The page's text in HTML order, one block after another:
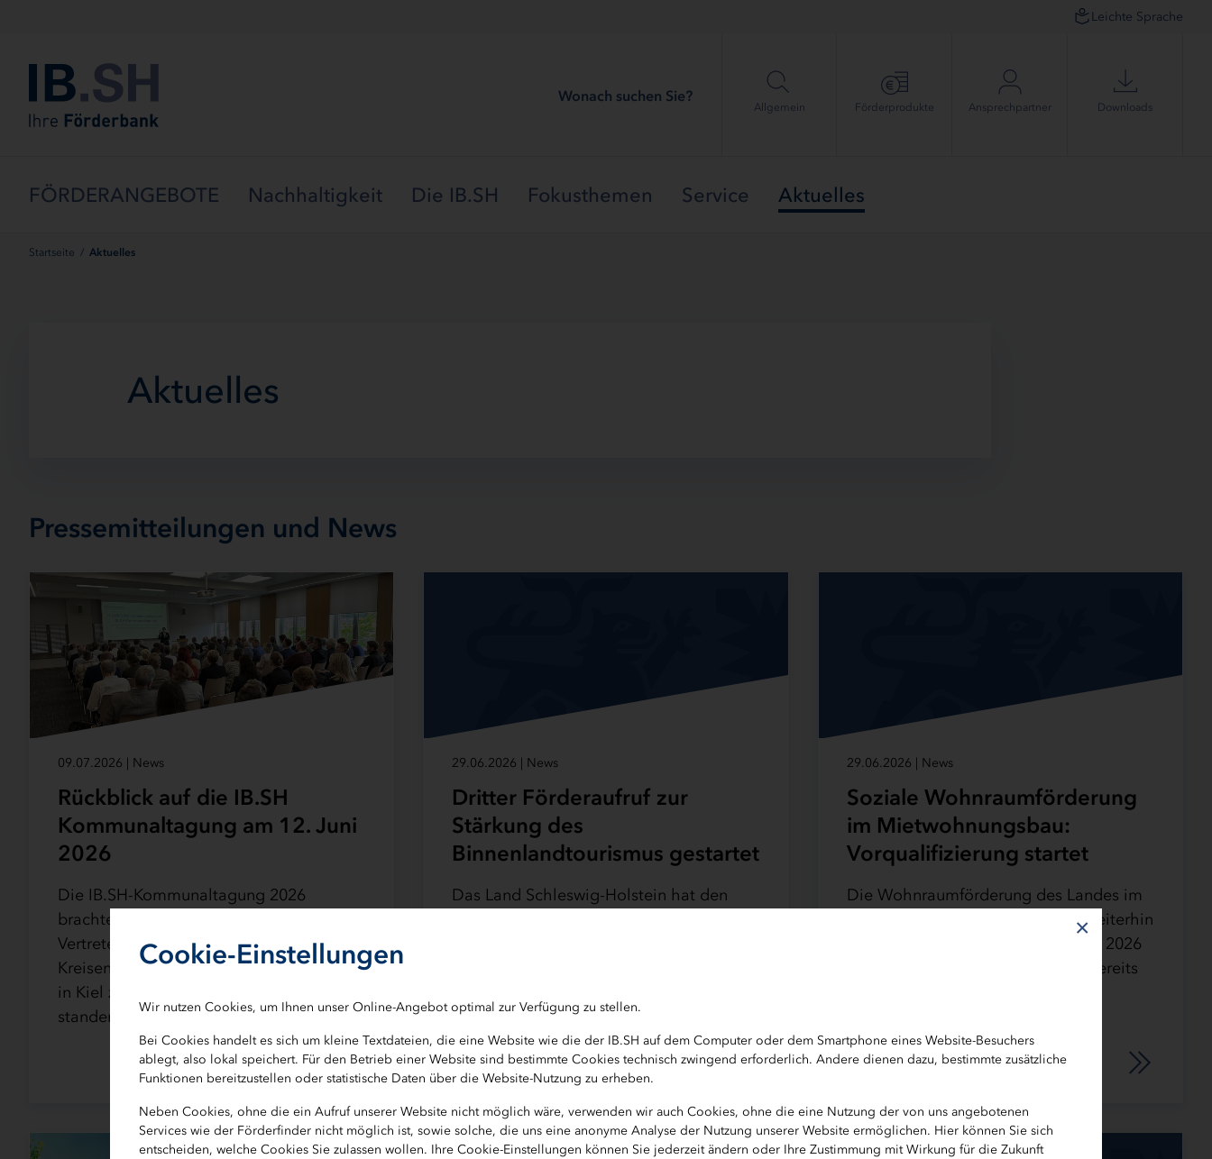
Cookie-Einstellungen
Wir nutzen Cookies, um Ihnen unser Online-Angebot optimal zur Verfügung zu stellen.
Bei Cookies handelt es sich um kleine Textdateien, die eine Website wie die der IB.SH auf dem Computer oder dem Smartphone eines Website-Besuchers
ablegt, also lokal speichert. Für den Betrieb einer Website sind bestimmte Cookies technisch zwingend erforderlich. Andere dienen dazu, bestimmte zusätzliche
Funktionen bereitzustellen oder statistische Daten über die Website-Nutzung zu erheben.
Neben Cookies, ohne die ein Aufruf unserer Website nicht möglich wäre, verwenden wir auch Cookies, ohne die eine Nutzung der von uns angebotenen
Services wie der Förderfinder nicht möglich ist, sowie solche, die uns eine anonyme Analyse der Nutzung unserer Website ermöglichen. Hier können Sie sich
entscheiden, welche Cookies Sie zulassen wollen. Ihre Cookie-Einstellungen können Sie jederzeit ändern oder Ihre Zustimmung mit Wirkung für die Zukunft
×
Leichte Sprache
Wonach suchen Sie?
Allgemein Förder­produkte Ansprech­partner Downloads
FÖRDERANGEBOTE Nachhaltigkeit Die IB.SH Fokusthemen Service Aktuelles
Startseite / Aktuelles
Aktuelles
Pressemitteilungen und News
09.07.2026 | News
Rückblick auf die IB.SH
Kommunaltagung am 12. Juni
2026
Die IB.SH-Kommunaltagung 2026
brachte rund 120 Vertreterinnen und
Vertreter aus Städten, Gemeinden,
Kreisen und kommunalen Verwaltungen
in Kiel zusammen. Im Mittelpunkt
standen aktuelle…
29.06.2026 | News
Dritter Förderaufruf zur
Stärkung des
Binnenlandtourismus gestartet
Das Land Schleswig-Holstein hat den
Antragsberechtigte…
29.06.2026 | News
Soziale Wohnraumförderung
im Mietwohnungsbau:
Vorqualifizierung startet
Die Wohnraumförderung des Landes im
Bereich Mietwohnungsbau wird weiterhin
stark nachgefragt. Die für das Jahr 2026
vorgesehenen Fördermittel sind bereits